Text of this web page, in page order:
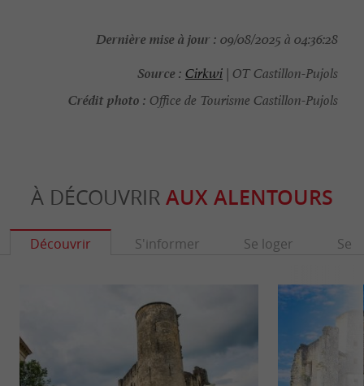
Dernière mise à jour : 09/08/2025 à 04:36:28
Source : Cirkwi | OT Castillon-Pujols
Crédit photo : Office de Tourisme Castillon-Pujols
À DÉCOUVRIR AUX ALENTOURS
Découvrir S'informer Se loger Se